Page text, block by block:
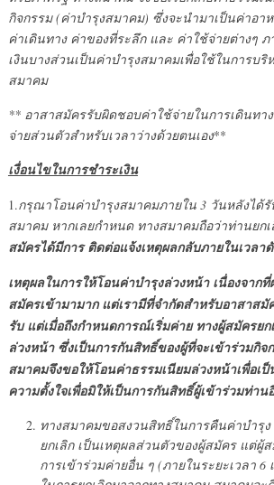
กิจกรรม (ค่าบำรุงสมาคม) ซึ่งจะนำมาเป็นค่าอา
ค่าเดินทาง ค่าของที่ระลึก และ ค่าใช้จ่ายต่างๆ
เงินบางส่วนเป็นค่าบำรุงสมาคมเพื่อใช้ในการบริ
สมาคม
** อาสาสมัครรับผิดชอบค่าใช้จ่ายในการเดินทา
จ่ายส่วนตัวสำหรับเวลาว่างด้วยตนเอง**
เงื่อนไขในการชำระเงิน
1.กรุณาโอนค่าบำรุงสมาคมภายใน 3 วันหลังได้รั
สมาคม หากเลยกำหนด ทางสมาคมถือว่าท่านยก
สมัครได้มีการ ติดต่อแจ้งเหตุผลกลับภายในเวลา
เหตุผลในการให้โอนค่าบำรุงล่วงหน้า เนื่องจาก
สมัครเข้ามามาก แต่เรามีที่จำกัดสำหรับอาสาส
รับ แต่เมื่อถึงกำหนดการณ์เริ่มค่าย ทางผู้สมัครยก
ล่วงหน้า ซึ่งเป็นการกันสิทธิ์ของผู้ที่จะเข้าร่วมกิจ
สมาคมจึงขอให้โอนค่าธรรมเนียมล่วงหน้าเพื่อเ
ความตั้งใจเพื่อมิให้เป็นการกันสิทธิ์ผู้เข้าร่วมท่าน
ทางสมาคมขอสงวนสิทธิ์ในการคืนค่าบำรุง
ยกเลิก เป็นเหตุผลส่วนตัวของผู้สมัคร แต่ผู้
การเข้าร่วมค่ายอื่น ๆ (ภายในระยะเวลา 6